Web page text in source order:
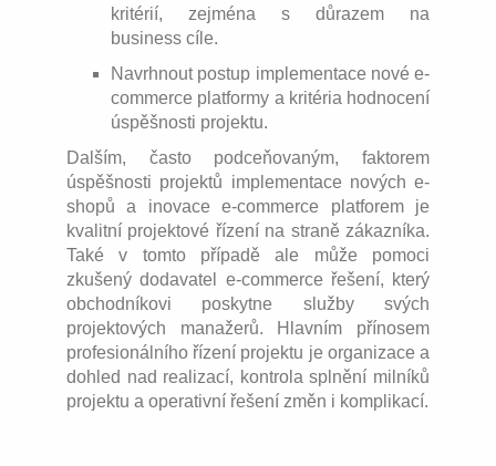
kritérií, zejména s důrazem na
business cíle.
Navrhnout postup implementace nové e-
commerce platformy a kritéria hodnocení
úspěšnosti projektu.
Dalším, často podceňovaným, faktorem
úspěšnosti projektů implementace nových e-
shopů a inovace e-commerce platforem je
kvalitní projektové řízení na straně zákazníka.
Také v tomto případě ale může pomoci
zkušený dodavatel e-commerce řešení, který
obchodníkovi poskytne služby svých
projektových manažerů. Hlavním přínosem
profesionálního řízení projektu je organizace a
dohled nad realizací, kontrola splnění milníků
projektu a operativní řešení změn i komplikací.